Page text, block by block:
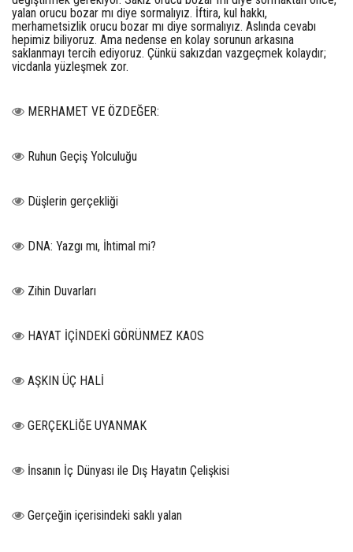
yalan orucu bozar mı diye sormalıyız. İftira, kul hakkı,
merhametsizlik orucu bozar mı diye sormalıyız. Aslında cevabı
hepimiz biliyoruz. Ama nedense en kolay sorunun arkasına
saklanmayı tercih ediyoruz. Çünkü sakızdan vazgeçmek kolaydır;
vicdanla yüzleşmek zor.
MERHAMET VE ÖZDEĞER:
Ruhun Geçiş Yolculuğu
Düşlerin gerçekliği
DNA: Yazgı mı, İhtimal mi?
Zihin Duvarları
HAYAT İÇİNDEKİ GÖRÜNMEZ KAOS
AŞKIN ÜÇ HALİ
GERÇEKLİĞE UYANMAK
İnsanın İç Dünyası ile Dış Hayatın Çelişkisi
Gerçeğin içerisindeki saklı yalan